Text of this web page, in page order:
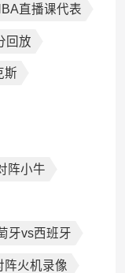
直播课代表
回放
斯
阵小牛
牙vs西班牙
阵火机录像